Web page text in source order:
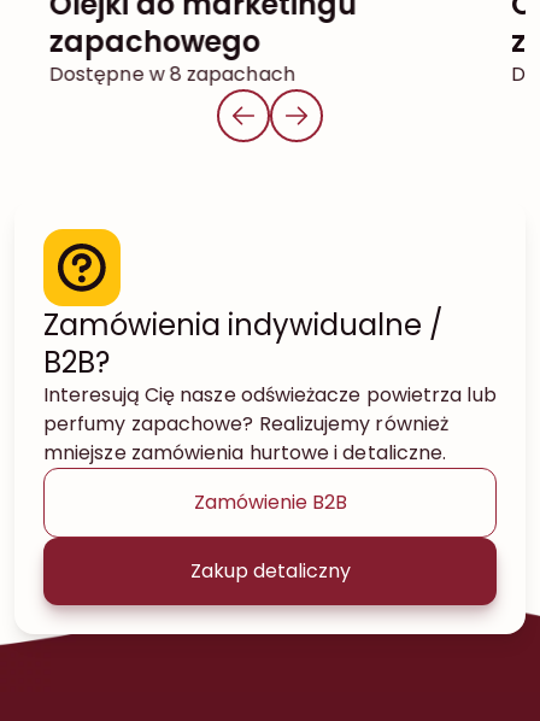
zapachowego
Dostępne w 8 zapachach
Zamówienia indywidualne /
B2B?
Interesują Cię nasze odświeżacze powietrza lub
perfumy zapachowe? Realizujemy również
mniejsze zamówienia hurtowe i detaliczne.
Zamówienie B2B
Zakup detaliczny